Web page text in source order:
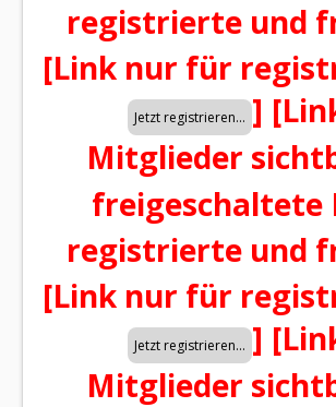
registrierte und
[Link nur für
]
Mitglieder
registrierte und
[Link nur für
]
Mitglieder